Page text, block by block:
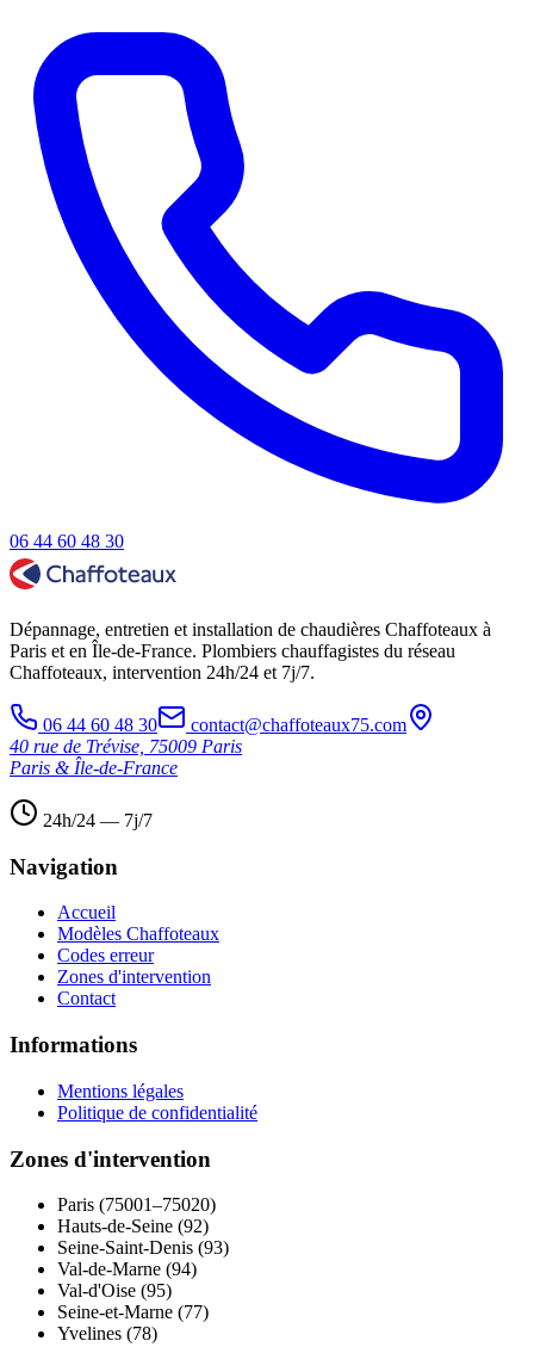
06 44 60 48 30
Dépannage, entretien et installation de chaudières Chaffoteaux à
Paris et en Île-de-France. Plombiers chauffagistes du réseau
Chaffoteaux, intervention 24h/24 et 7j/7.
06 44 60 48 30
contact@chaffoteaux75.com
40 rue de Trévise, 75009 Paris
Paris & Île-de-France
24h/24 — 7j/7
Navigation
Accueil
Modèles Chaffoteaux
Codes erreur
Zones d'intervention
Contact
Informations
Mentions légales
Politique de confidentialité
Zones d'intervention
Paris (75001–75020)
Hauts-de-Seine (92)
Seine-Saint-Denis (93)
Val-de-Marne (94)
Val-d'Oise (95)
Seine-et-Marne (77)
Yvelines (78)